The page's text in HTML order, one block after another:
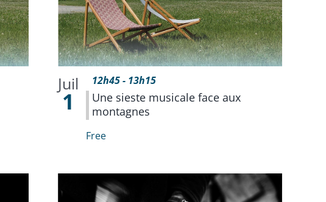
Juil
1
12h45- 13h15
Une sieste musicale face aux
montagnes
Free